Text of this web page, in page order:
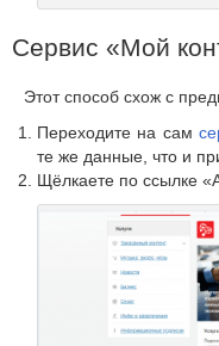
Сервис «Мой
Этот способ схож с
Переходите на сам
те же данные, что и
Щёлкаете по ссылке